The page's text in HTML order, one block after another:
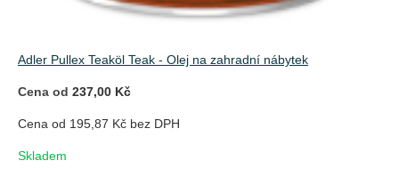
Adler Pullex Teaköl Teak - Olej na zahradní nábytek
Cena od 237,00 Kč
Cena od 195,87 Kč bez DPH
Skladem